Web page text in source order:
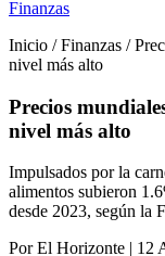
Finanzas
Inicio / Finanzas /
nivel más alto
Precios
nivel más alto
Impulsados por la
alimentos subieron
desde 2023, según la
Por El Horizonte | 12